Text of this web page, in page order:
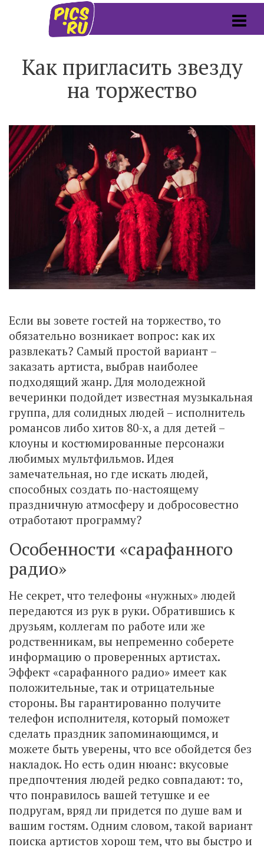
Как пригласить звезду
на торжество
Если вы зовете гостей на торжество, то
обязательно возникает вопрос: как их
развлекать? Самый простой вариант –
заказать артиста, выбрав наиболее
подходящий жанр. Для молодежной
вечеринки подойдет известная музыкальная
группа, для солидных людей – исполнитель
романсов либо хитов 80-х, а для детей –
клоуны и костюмированные персонажи
любимых мультфильмов. Идея
замечательная, но где искать людей,
способных создать по-настоящему
праздничную атмосферу и добросовестно
отработают программу?
Особенности «сарафанного
радио»
Не секрет, что телефоны «нужных» людей
передаются из рук в руки. Обратившись к
друзьям, коллегам по работе или же
родственникам, вы непременно соберете
информацию о проверенных артистах.
Эффект «сарафанного радио» имеет как
положительные, так и отрицательные
стороны. Вы гарантированно получите
телефон исполнителя, который поможет
сделать праздник запоминающимся, и
можете быть уверены, что все обойдется без
накладок. Но есть один нюанс: вкусовые
предпочтения людей редко совпадают: то,
что понравилось вашей тетушке и ее
подругам, вряд ли придется по душе вам и
вашим гостям. Одним словом, такой вариант
поиска артистов хорош тем, что вы быстро и